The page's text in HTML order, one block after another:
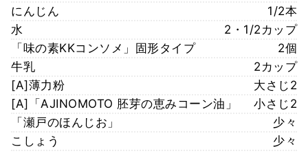
にんじん
1/2本
水
2・1/2カップ
「味の素KKコンソメ」固形タイプ
2個
牛乳
2カップ
[A]薄力粉
大さじ2
[A]「AJINOMOTO 胚芽の恵みコーン油」
小さじ2
「瀬戸のほんじお」
少々
こしょう
少々